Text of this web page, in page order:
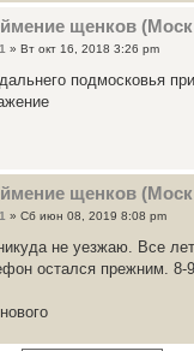
щенков
» Вт окт 16, 2018 3:26 pm
подмосковья
щенков
» Сб июн 08, 2019 8:08 pm
не уезжаю. Все
остался прежним. 8-